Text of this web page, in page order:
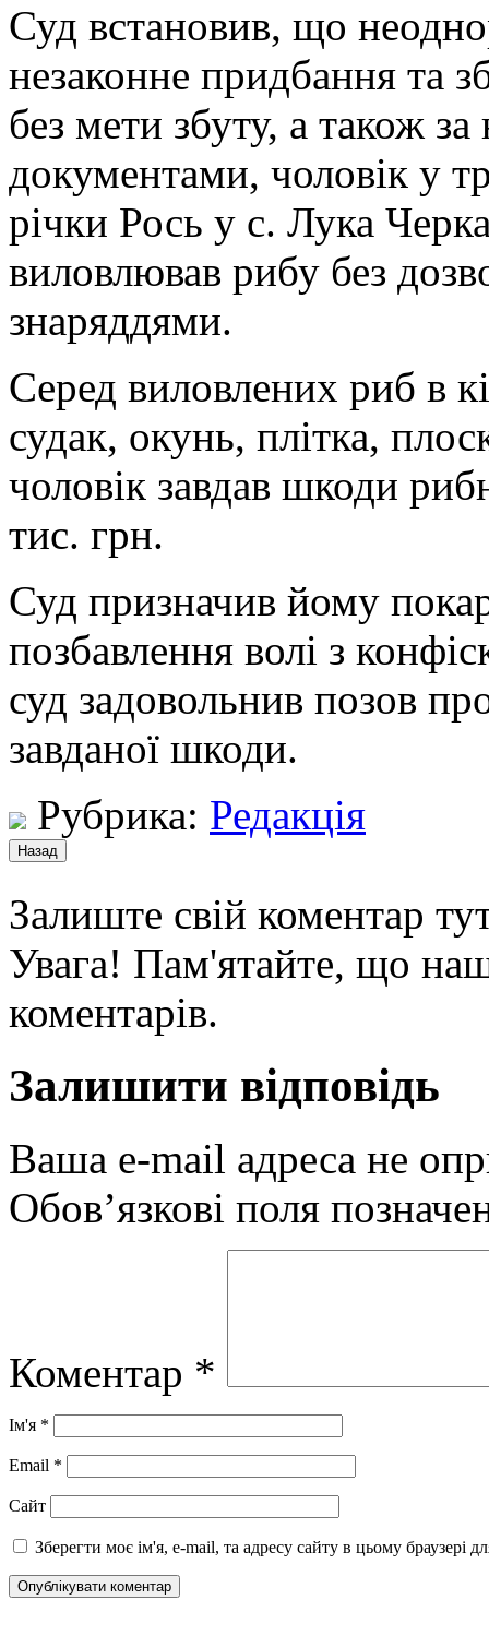
Суд встановив, що
незаконне придбання та
без мети збуту, а також за
документами, чоловік у
річки Рось у с. Лука
виловлював рибу без
знаряддями.
Серед виловлених риб в
судак, окунь, плітка,
чоловік завдав шкоди
тис. грн.
Суд призначив йому
позбавлення волі з
суд задовольнив позов
завданої шкоди.
Рубрика: Редакція
Залиште свій коментар
Увага! Пам'ятайте, що
коментарів.
Залишити відповідь
Ваша e-mail адреса не
Обов’язкові поля
Коментар *
Ім'я *
Email *
Сайт
Зберегти моє ім'я, e-mail, та адресу сайту в цьому браузері